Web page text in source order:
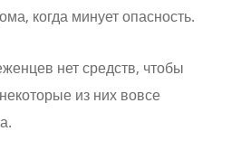
когда минует опасность.
нет средств, чтобы
из них вовсе